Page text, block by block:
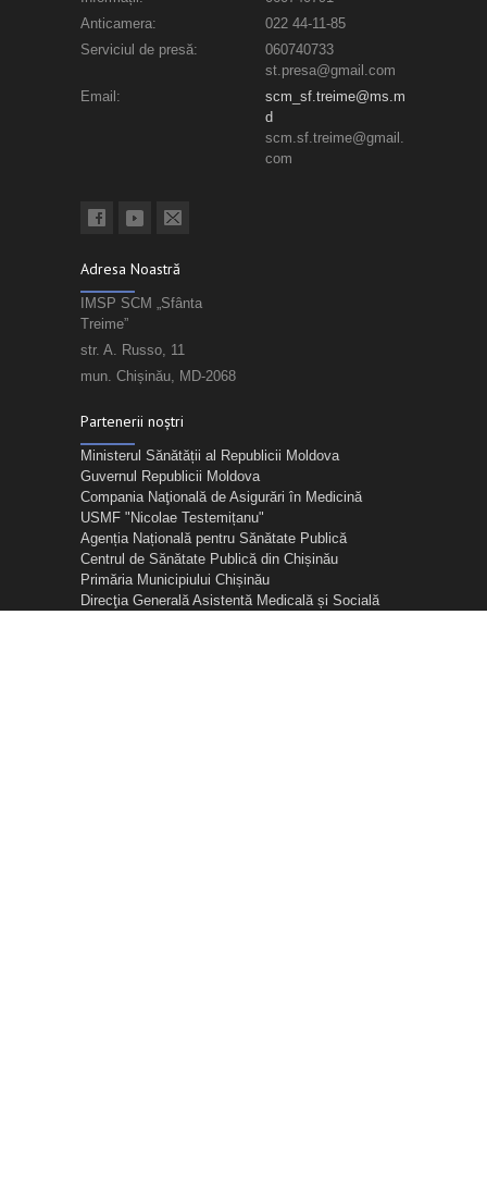
Anticamera:
022 44-11-85
Serviciul de presă:
060740733
st.presa@gmail.com
Email:
scm_sf.treime@ms.m
d
scm.sf.treime@gmail.
com
Adresa Noastră
IMSP SCM „Sfânta
Treime”
str. A. Russo, 11
mun. Chișinău, MD-2068
Partenerii noștri
Ministerul Sănătății al Republicii Moldova
Guvernul Republicii Moldova
Compania Naţională de Asigurări în Medicină
USMF "Nicolae Testemițanu"
Agenția Națională pentru Sănătate Publică
Centrul de Sănătate Publică din Chișinău
Primăria Municipiului Chișinău
Direcţia Generală Asistentă Medicală și Socială